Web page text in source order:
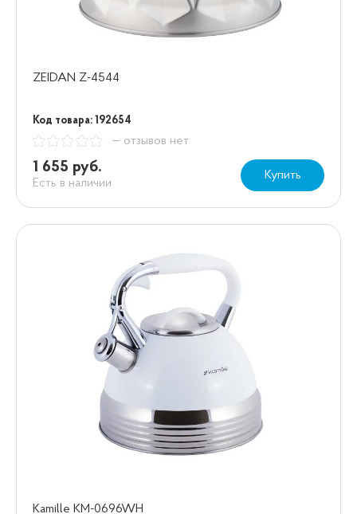
ZEIDAN Z-4544
Код товара: 192654
— отзывов нет
1 655 руб.
Есть в наличии
Купить
Kamille KM-0696WH